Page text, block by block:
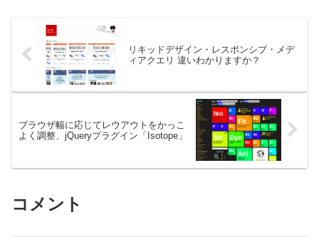
リキッドデザイン・レスポンシブ・メデ
ィアクエリ 違いわかりますか？
ブラウザ幅に応じてレウアウトをかっこ
よく調整、jQueryプラグイン「Isotope」
コメント